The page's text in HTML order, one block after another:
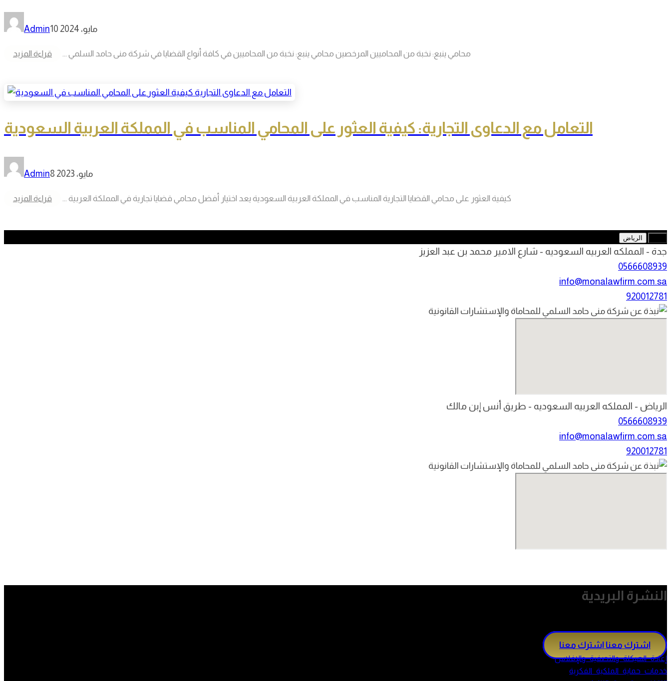
Admin 10 مايو، 2024
محامي ينبع: نخبة من المحاميين المرخصين محامي ينبع: نخبة من المحاميين في كافة أنواع القضايا في شركة منى حامد السلمي ... قراءة المزيد
التعامل مع الدعاوى التجارية: كيفية العثور على المحامي المناسب في المملكة العربية السعودية
Admin 8 مايو، 2023
كيفية العثور على محامي القضايا التجارية المناسب في المملكة العربية السعودية يعد اختيار أفضل محامي قضايا تجارية في المملكة العربية ... قراءة المزيد
الرياض
جدة - المملكه العربيه السعوديه - شارع الامير محمد بن عبد العزيز
0566608939
info@monalawfirm.com.sa
920012781
الرياض - المملكه العربيه السعوديه - طريق أنس إبن مالك
0566608939
info@monalawfirm.com.sa
920012781
النشرة البريدية
اشترك معنا اشترك معنا
إعادة الهيكلة والتصفية والإفلاس
خدمات حماية الملكية الفكرية